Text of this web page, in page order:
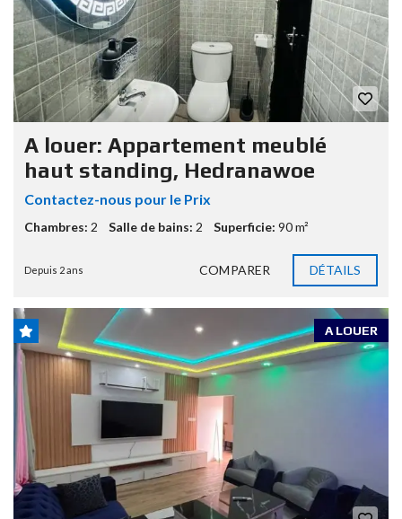
A louer: Appartement meublé
haut standing, Hedranawoe
Contactez-nous pour le Prix
Chambres: 2 Salle de bains: 2 Superficie: 90 m²
Depuis 2 ans COMPARER DÉTAILS
A LOUER